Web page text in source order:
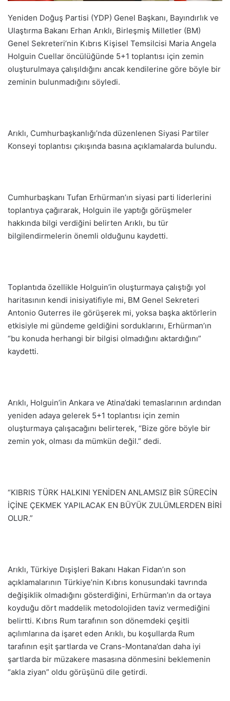
Yeniden Doğuş Partisi (YDP) Genel Başkanı, Bayındırlık ve
Ulaştırma Bakanı Erhan Arıklı, Birleşmiş Milletler (BM)
Genel Sekreteri’nin Kıbrıs Kişisel Temsilcisi Maria Angela
Holguin Cuellar öncülüğünde 5+1 toplantısı için zemin
oluşturulmaya çalışıldığını ancak kendilerine göre böyle bir
zeminin bulunmadığını söyledi.
Arıklı, Cumhurbaşkanlığı’nda düzenlenen Siyasi Partiler
Konseyi toplantısı çıkışında basına açıklamalarda bulundu.
Cumhurbaşkanı Tufan Erhürman’ın siyasi parti liderlerini
toplantıya çağırarak, Holguin ile yaptığı görüşmeler
hakkında bilgi verdiğini belirten Arıklı, bu tür
bilgilendirmelerin önemli olduğunu kaydetti.
Toplantıda özellikle Holguin’in oluşturmaya çalıştığı yol
haritasının kendi inisiyatifiyle mi, BM Genel Sekreteri
Antonio Guterres ile görüşerek mi, yoksa başka aktörlerin
etkisiyle mi gündeme geldiğini sorduklarını, Erhürman’ın
“bu konuda herhangi bir bilgisi olmadığını aktardığını”
kaydetti.
Arıklı, Holguin’in Ankara ve Atina’daki temaslarının ardından
yeniden adaya gelerek 5+1 toplantısı için zemin
oluşturmaya çalışacağını belirterek, “Bize göre böyle bir
zemin yok, olması da mümkün değil.” dedi.
“KIBRIS TÜRK HALKINI YENİDEN ANLAMSIZ BİR SÜRECİN
İÇİNE ÇEKMEK YAPILACAK EN BÜYÜK ZULÜMLERDEN BİRİ
OLUR.”
Arıklı, Türkiye Dışişleri Bakanı Hakan Fidan’ın son
açıklamalarının Türkiye’nin Kıbrıs konusundaki tavrında
değişiklik olmadığını gösterdiğini, Erhürman’ın da ortaya
koyduğu dört maddelik metodolojiden taviz vermediğini
belirtti. Kıbrıs Rum tarafının son dönemdeki çeşitli
açılımlarına da işaret eden Arıklı, bu koşullarda Rum
tarafının eşit şartlarda ve Crans-Montana’dan daha iyi
şartlarda bir müzakere masasına dönmesini beklemenin
“akla ziyan” oldu görüşünü dile getirdi.